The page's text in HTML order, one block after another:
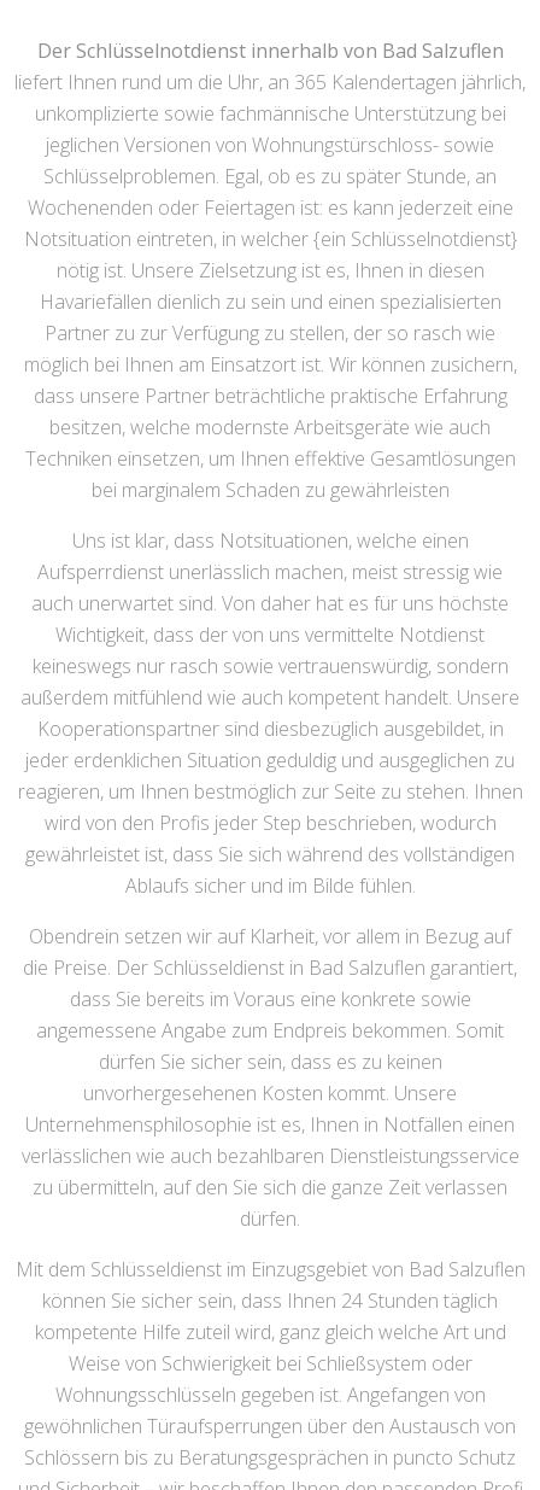
Der Schlüsselnotdienst innerhalb von Bad Salzuflen
liefert Ihnen rund um die Uhr, an 365 Kalendertagen jährlich,
unkomplizierte sowie fachmännische Unterstützung bei
jeglichen Versionen von Wohnungstürschloss- sowie
Schlüsselproblemen. Egal, ob es zu später Stunde, an
Wochenenden oder Feiertagen ist: es kann jederzeit eine
Notsituation eintreten, in welcher {ein Schlüsselnotdienst}
nötig ist. Unsere Zielsetzung ist es, Ihnen in diesen
Havariefällen dienlich zu sein und einen spezialisierten
Partner zu zur Verfügung zu stellen, der so rasch wie
möglich bei Ihnen am Einsatzort ist. Wir können zusichern,
dass unsere Partner beträchtliche praktische Erfahrung
besitzen, welche modernste Arbeitsgeräte wie auch
Techniken einsetzen, um Ihnen effektive Gesamtlösungen
bei marginalem Schaden zu gewährleisten
Uns ist klar, dass Notsituationen, welche einen
Aufsperrdienst unerlässlich machen, meist stressig wie
auch unerwartet sind. Von daher hat es für uns höchste
Wichtigkeit, dass der von uns vermittelte Notdienst
keineswegs nur rasch sowie vertrauenswürdig, sondern
außerdem mitfühlend wie auch kompetent handelt. Unsere
Kooperationspartner sind diesbezüglich ausgebildet, in
jeder erdenklichen Situation geduldig und ausgeglichen zu
reagieren, um Ihnen bestmöglich zur Seite zu stehen. Ihnen
wird von den Profis jeder Step beschrieben, wodurch
gewährleistet ist, dass Sie sich während des vollständigen
Ablaufs sicher und im Bilde fühlen.
Obendrein setzen wir auf Klarheit, vor allem in Bezug auf
die Preise. Der Schlüsseldienst in Bad Salzuflen garantiert,
dass Sie bereits im Voraus eine konkrete sowie
angemessene Angabe zum Endpreis bekommen. Somit
dürfen Sie sicher sein, dass es zu keinen
unvorhergesehenen Kosten kommt. Unsere
Unternehmensphilosophie ist es, Ihnen in Notfällen einen
verlässlichen wie auch bezahlbaren Dienstleistungsservice
zu übermitteln, auf den Sie sich die ganze Zeit verlassen
dürfen.
Mit dem Schlüsseldienst im Einzugsgebiet von Bad Salzuflen
können Sie sicher sein, dass Ihnen 24 Stunden täglich
kompetente Hilfe zuteil wird, ganz gleich welche Art und
Weise von Schwierigkeit bei Schließsystem oder
Wohnungsschlüsseln gegeben ist. Angefangen von
gewöhnlichen Türaufsperrungen über den Austausch von
Schlössern bis zu Beratungsgesprächen in puncto Schutz